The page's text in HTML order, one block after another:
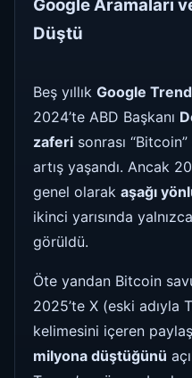
Google Aramaları
Düştü
Beş yıllık Google
2024’te ABD Başkanı
zaferi sonrası
artış yaşandı. Ancak
genel olarak aşağı
ikinci yarısında
görüldü.
Öte yandan Bitcoin
2025’te X (eski adıyla
kelimesini içeren
milyona düştüğünü